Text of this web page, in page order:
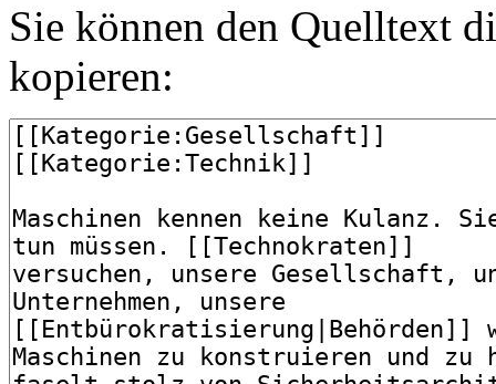
Sie können den Quelltext
kopieren: